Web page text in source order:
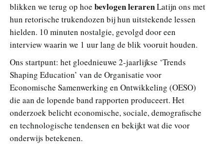
blikken we terug op hoe bevlogen lerarenLatijn ons met
hun retorische trukendozen bij hun uitstekende lessen
hielden. 10 minuten nostalgie, gevolgd door een
interview waarin we 1 uur lang de blik vooruit houden.
Ons startpunt: het gloednieuwe 2-jaarlijkse ‘Trends
Shaping Education’ van de Organisatie voor
Economische Samenwerking en Ontwikkeling (OESO)
die aan de lopende band rapporten produceert. Het
onderzoek belicht economische, sociale, demografische
en technologische tendensen en bekijkt wat die voor
onderwijs betekenen.